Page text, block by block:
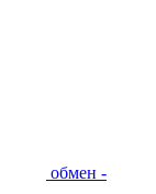
обмен -